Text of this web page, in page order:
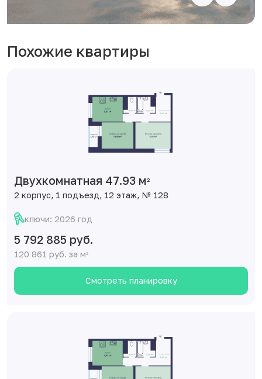
Похожие квартиры
Двухкомнатная 47.93 м2
2 корпус, 1 подъезд, 12 этаж, № 128
ключи: 2026 год
5 792 885 руб.
120 861 руб. за м2
Смотреть планировку